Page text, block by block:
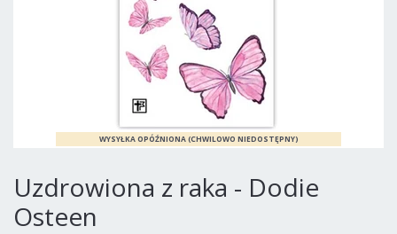
Uzdrowiona z raka - Dodie
Osteen